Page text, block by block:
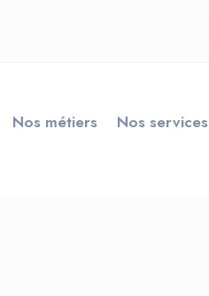
Nos métiers Nos services